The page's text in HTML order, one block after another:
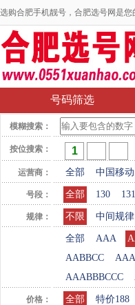
选购合肥手机靓号，合肥选号网是
号码筛选
模糊搜索：
按位搜索：
运营商： 全部 中国移动
号段： 全部 130 131
规律： 不限 中间规律
全部 AAA
AABBCC
AAABBBCCC
价格： 全部 特价188